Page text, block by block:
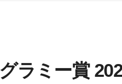
グラミー賞